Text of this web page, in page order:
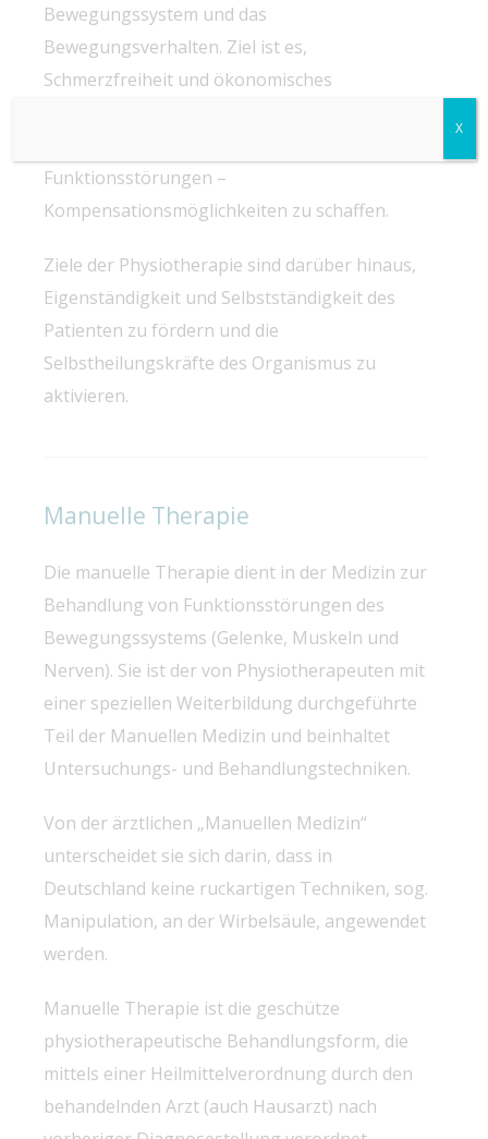
Bewegungssystem und das
Bewegungsverhalten. Ziel ist es,
Schmerzfreiheit und ökonomisches
Funktionsstörungen –
Kompensationsmöglichkeiten zu schaffen.
Ziele der Physiotherapie sind darüber hinaus,
Eigenständigkeit und Selbstständigkeit des
Patienten zu fördern und die
Selbstheilungskräfte des Organismus zu
aktivieren.
Manuelle Therapie
Die manuelle Therapie dient in der Medizin zur
Behandlung von Funktionsstörungen des
Bewegungssystems (Gelenke, Muskeln und
Nerven). Sie ist der von Physiotherapeuten mit
einer speziellen Weiterbildung durchgeführte
Teil der Manuellen Medizin und beinhaltet
Untersuchungs- und Behandlungstechniken.
Von der ärztlichen „Manuellen Medizin“
unterscheidet sie sich darin, dass in
Deutschland keine ruckartigen Techniken, sog.
Manipulation, an der Wirbelsäule, angewendet
werden.
Manuelle Therapie ist die geschütze
physiotherapeutische Behandlungsform, die
mittels einer Heilmittelverordnung durch den
behandelnden Arzt (auch Hausarzt) nach
X